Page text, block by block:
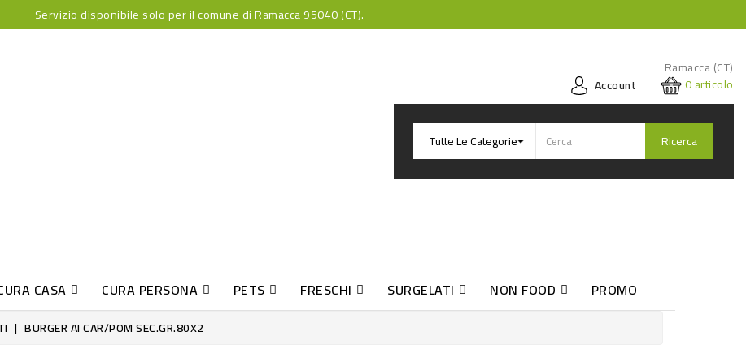
Servizio disponibile solo per il comune di Ramacca 95040 (CT).
Ramacca (CT)
Account
0articolo
Ricerca
CASA CURA PERSONA PETS FRESCHI SURGELATI NON FOOD PROMO
BURGER AI CAR/POM SEC.GR.80X2